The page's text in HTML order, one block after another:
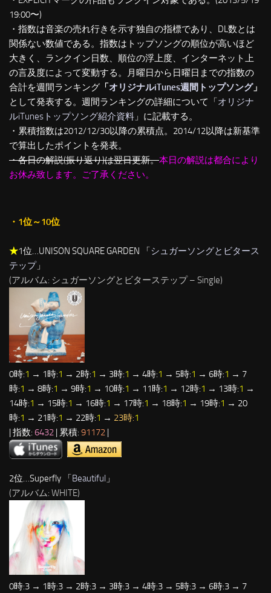
19:00〜)
・指数は音楽の売れ行きを示す独自の指標であり、DL数とは
関係ない数値である。指数はトップソングの順位が高いほど
大きく、ランクイン日数、順位の浮上度、インターネット上
の言及度によって変動する。月曜日から日曜日までの指数の
合計を週間ランキング 「オリジナルiTunes週間トップソング」
として発表する。週間ランキングの詳細について「オリジナ
ルiTunesトップソング紹介資料 」に記載する。
・累積指数は2012/12/30以降の累積点。2014/12以降は新基準
で算出したポイントを発表。
・各日の解説(振り返り)は翌日更新。本日の解説は都合により
お休み致します。ご了承ください。
・1位～10位
★1位…UNISON SQUARE GARDEN 「シュガーソングとビタース
テップ」
(アルバム: シュガーソングとビターステップ – Single)
0時:1 → 1時:1 → 2時:1 → 3時:1 → 4時:1 → 5時:1 → 6時:1 → 7
時:1 → 8時:1 → 9時:1 → 10時:1 → 11時:1 → 12時:1 → 13時:1 →
14時:1 → 15時:1 → 16時:1 → 17時:1 → 18時:1 → 19時:1 → 20
時:1 → 21時:1 → 22時:1 → 23時:1
| 指数: 6432 | 累積: 91172 |
2位…Superfly 「Beautiful 」
(アルバム: WHITE)
0時:3 → 1時:3 → 2時:3 → 3時:3 → 4時:3 → 5時:3 → 6時:3 → 7